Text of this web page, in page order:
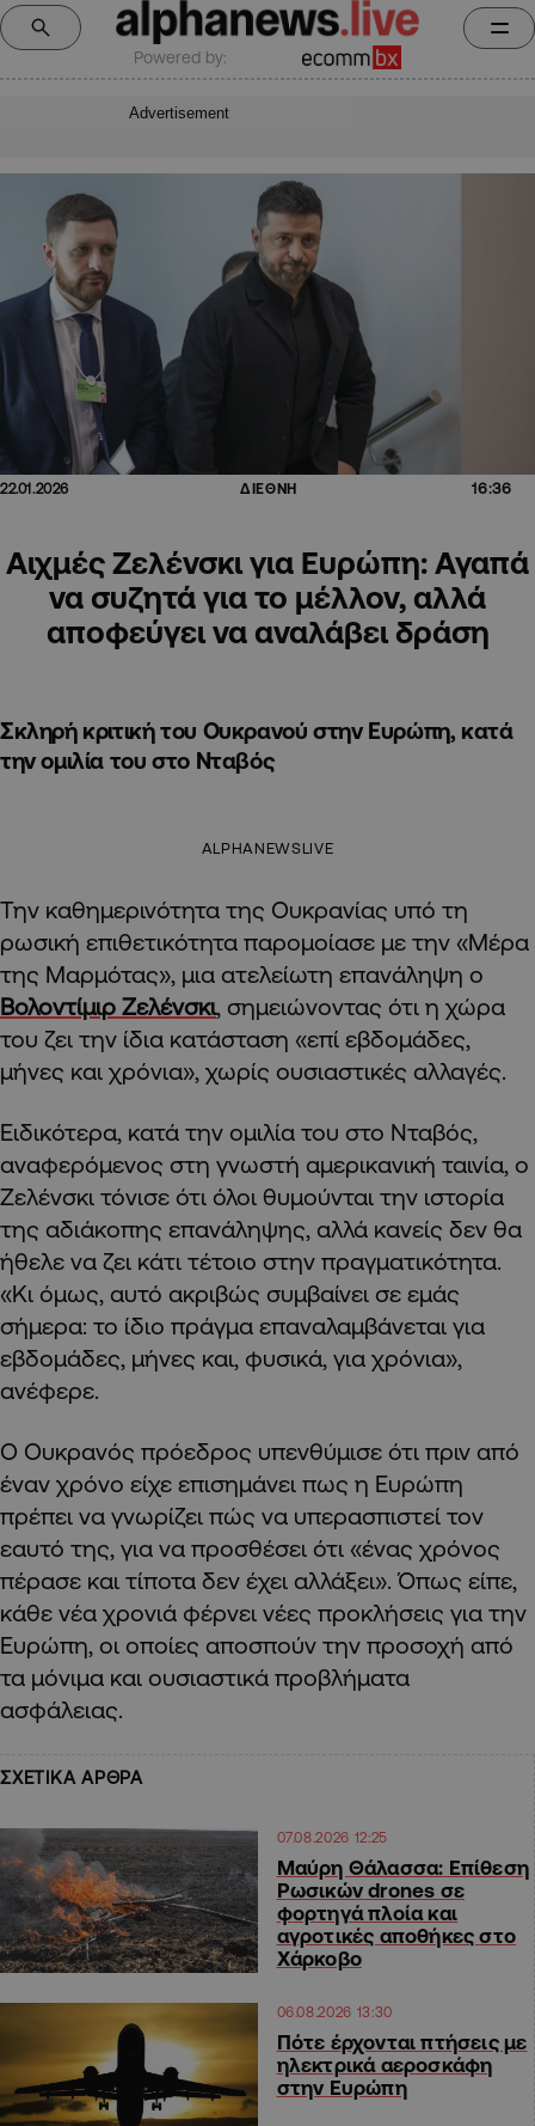
Powered by:
Advertisement
22.01.2026 ΔΙΕΘΝΗ 16:36
Αιχμές Ζελένσκι για Ευρώπη: Αγαπά
να συζητά για το μέλλον, αλλά
αποφεύγει να αναλάβει δράση
Σκληρή κριτική του Ουκρανού στην Ευρώπη, κατά
την ομιλία του στο Νταβός
ALPHANEWSLIVE
Την καθημερινότητα της Ουκρανίας υπό τη
ρωσική επιθετικότητα παρομοίασε με την «Μέρα
της Μαρμότας», μια ατελείωτη επανάληψη ο
Βολοντίμιρ Ζελένσκι, σημειώνοντας ότι η χώρα
του ζει την ίδια κατάσταση «επί εβδομάδες,
μήνες και χρόνια», χωρίς ουσιαστικές αλλαγές.
Ειδικότερα, κατά την ομιλία του στο Νταβός,
αναφερόμενος στη γνωστή αμερικανική ταινία, ο
Ζελένσκι τόνισε ότι όλοι θυμούνται την ιστορία
της αδιάκοπης επανάληψης, αλλά κανείς δεν θα
ήθελε να ζει κάτι τέτοιο στην πραγματικότητα.
«Κι όμως, αυτό ακριβώς συμβαίνει σε εμάς
σήμερα: το ίδιο πράγμα επαναλαμβάνεται για
εβδομάδες, μήνες και, φυσικά, για χρόνια»,
ανέφερε.
Ο Ουκρανός πρόεδρος υπενθύμισε ότι πριν από
έναν χρόνο είχε επισημάνει πως η Ευρώπη
πρέπει να γνωρίζει πώς να υπερασπιστεί τον
εαυτό της, για να προσθέσει ότι «ένας χρόνος
πέρασε και τίποτα δεν έχει αλλάξει». Όπως είπε,
κάθε νέα χρονιά φέρνει νέες προκλήσεις για την
Ευρώπη, οι οποίες αποσπούν την προσοχή από
τα μόνιμα και ουσιαστικά προβλήματα
ασφάλειας.
ΣΧΕΤΙΚΑ ΑΡΘΡΑ
07.08.2026 12:25
Μαύρη Θάλασσα: Επίθεση
Ρωσικών drones σε
φορτηγά πλοία και
αγροτικές αποθήκες στο
Χάρκοβο
06.08.2026 13:30
Πότε έρχονται πτήσεις με
ηλεκτρικά αεροσκάφη
στην Ευρώπη